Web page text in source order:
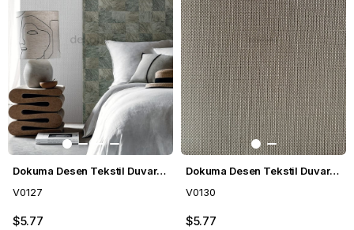
Dokuma Desen Tekstil Duvar Kağıdı V0127
V0127
$5.77
Dokuma Desen Tekstil Duvar Kağıdı V0130
V0130
$5.77